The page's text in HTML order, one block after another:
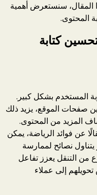
المقال، سنستعرض أهمية
المحتوى.
كتابة
المستخدم بشكل كبير.
صفحات الموقع، يزيد ذلك
المزيد من المحتوى.
عن فوائد الرياضة، يمكن
يتناول نصائح لممارسة
من التنقل يعزز تفاعل
إلى عملاء